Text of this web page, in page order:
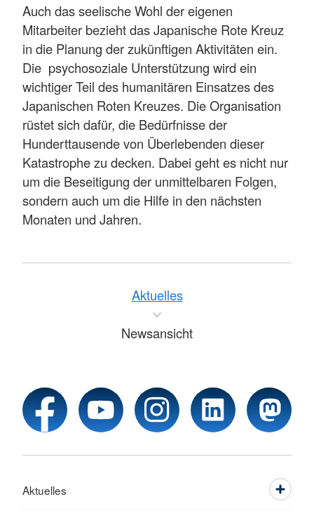
Auch das seelische Wohl der eigenen
Mitarbeiter bezieht das Japanische Rote Kreuz
in die Planung der zukünftigen Aktivitäten ein.
Die psychosoziale Unterstützung wird ein
wichtiger Teil des humanitären Einsatzes des
Japanischen Roten Kreuzes. Die Organisation
rüstet sich dafür, die Bedürfnisse der
Hunderttausende von Überlebenden dieser
Katastrophe zu decken. Dabei geht es nicht nur
um die Beseitigung der unmittelbaren Folgen,
sondern auch um die Hilfe in den nächsten
Monaten und Jahren.
Aktuelles
Newsansicht
Aktuelles